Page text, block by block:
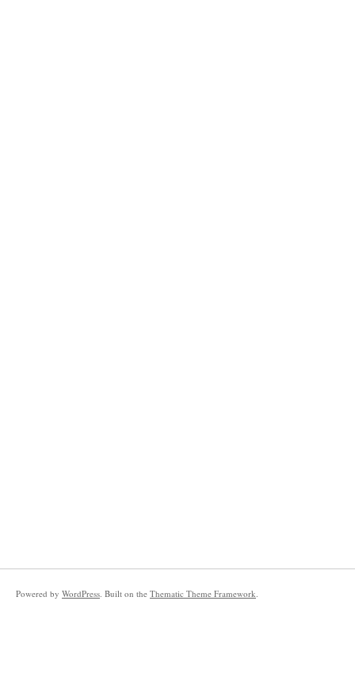
Powered by WordPress. Built on the Thematic Theme Framework.